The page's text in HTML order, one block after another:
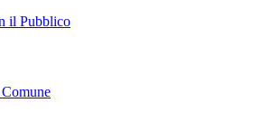
il Pubblico